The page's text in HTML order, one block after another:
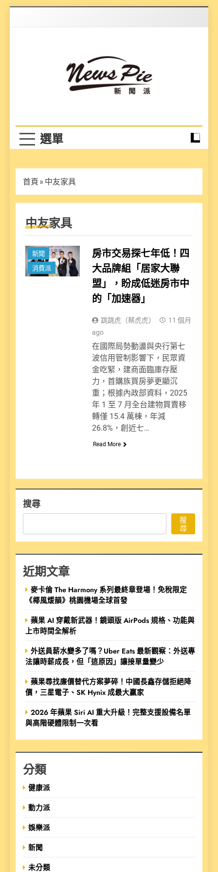
首頁 » 中友家具
中友家具
新聞
消費派
房市交易探七年低！四
大品牌組「居家大聯
盟」，盼成低迷房市中
的「加速器」
跳跳虎（蔡虎虎）
11 個月
ago
在國際局勢動盪與央行第七
波信用管制影響下，民眾資
金吃緊，建商面臨庫存壓
力，首購族買房夢更顯沉
重；根據內政部資料，2025
年 1 至 7 月全台建物買賣移
轉僅 15.4 萬棟，年減
26.8%，創近七…
Read More
搜尋
搜
尋
近期文章
麥卡倫 The Harmony 系列最終章登場！免稅限定
《椰風煖韻》桃園機場全球首發
蘋果 AI 穿戴新武器！鏡頭版 AirPods 規格、功能與
上市時間全解析
外送員薪水變多了嗎？Uber Eats 最新觀察：外送專
法讓時薪成長，但「這原因」讓接單量變少
蘋果尋找廉價替代方案夢碎！中國長鑫存儲拒絕降
價，三星電子、SK Hynix 成最大贏家
2026 年蘋果 Siri AI 重大升級！完整支援設備名單
與高階硬體限制一次看
分類
健康派
動力派
娛樂派
新聞
未分類